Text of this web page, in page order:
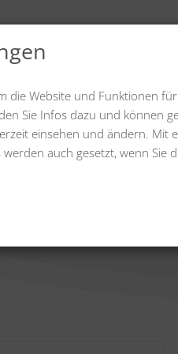
die Website und Funktionen
Sie Infos dazu und können
einsehen und ändern. Mit
auch gesetzt, wenn Sie